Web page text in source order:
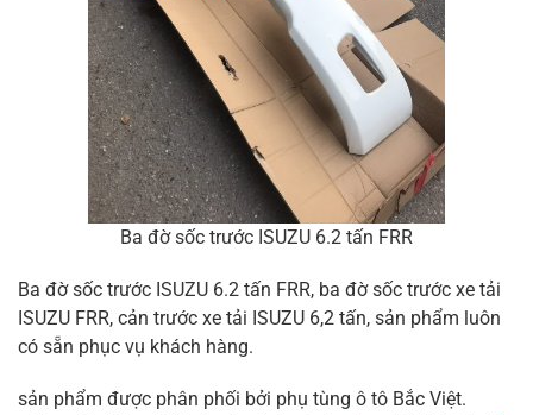
Ba đờ sốc trước ISUZU 6.2 tấn FRR
Ba đờ sốc trước ISUZU 6.2 tấn FRR, ba đờ sốc trước xe tải
ISUZU FRR, cản trước xe tải ISUZU 6,2 tấn, sản phẩm luôn
có sẵn phục vụ khách hàng.
sản phẩm được phân phối bởi phụ tùng ô tô Bắc Việt.